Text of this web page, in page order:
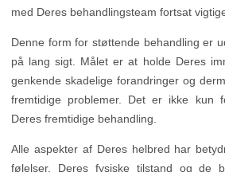
med Deres behandlingsteam fortsat
Denne form for støttende behandling er
på lang sigt. Målet er at holde Deres
genkende skadelige forandringer og
fremtidige problemer. Det er ikke kun
Deres fremtidige behandling.
Alle aspekter af Deres helbred har
følelser, Deres fysiske tilstand og de